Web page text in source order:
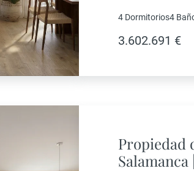
4 Dormitorios4
3.602.691 €
Propiedad